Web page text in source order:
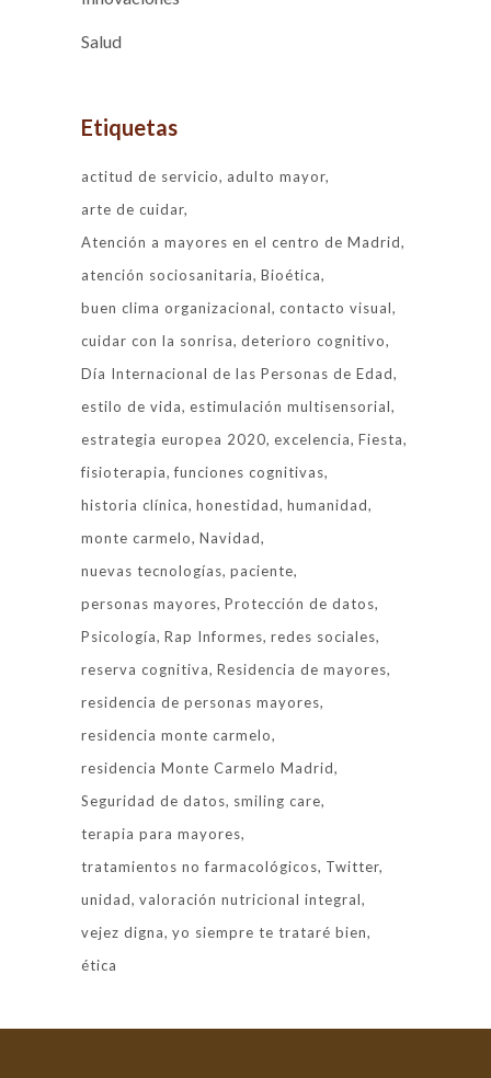
Salud
Etiquetas
actitud de servicio
adulto mayor
arte de cuidar
Atención a mayores en el centro de Madrid
atención sociosanitaria Bioética
buen clima organizacional contacto visual
cuidar con la sonrisa deterioro cognitivo
Día Internacional de las Personas de Edad
estilo de vida estimulación multisensorial
estrategia europea 2020 excelencia Fiesta
fisioterapia funciones cognitivas
historia clínica honestidad humanidad
monte carmelo Navidad
nuevas tecnologías paciente
personas mayores Protección de datos
Psicología Rap Informes redes sociales
reserva cognitiva Residencia de mayores
residencia de personas mayores
residencia monte carmelo
residencia Monte Carmelo Madrid
Seguridad de datos smiling care
terapia para mayores
tratamientos no farmacológicos Twitter
unidad valoración nutricional integral
vejez digna yo siempre te trataré bien
ética